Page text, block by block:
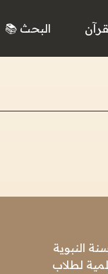
البحث 📚
النبوية
لطلاب